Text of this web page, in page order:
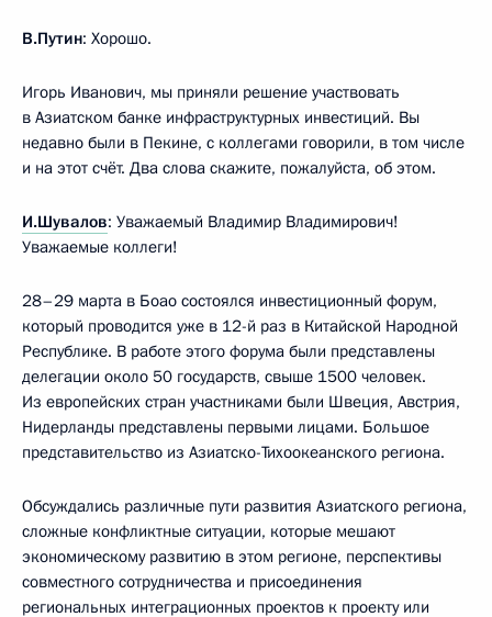
В.Путин: Хорошо.
Игорь Иванович, мы приняли решение участвовать
в Азиатском банке инфраструктурных инвестиций. Вы
недавно были в Пекине, с коллегами говорили, в том числе
и на этот счёт. Два слова скажите, пожалуйста, об этом.
И.Шувалов: Уважаемый Владимир Владимирович!
Уважаемые коллеги!
28–29 марта в Боао состоялся инвестиционный форум,
который проводится уже в 12-й раз в Китайской Народной
Республике. В работе этого форума были представлены
делегации около 50 государств, свыше 1500 человек.
Из европейских стран участниками были Швеция, Австрия,
Нидерланды представлены первыми лицами. Большое
представительство из Азиатско-Тихоокеанского региона.
Обсуждались различные пути развития Азиатского региона,
сложные конфликтные ситуации, которые мешают
экономическому развитию в этом регионе, перспективы
совместного сотрудничества и присоединения
региональных интеграционных проектов к проекту или